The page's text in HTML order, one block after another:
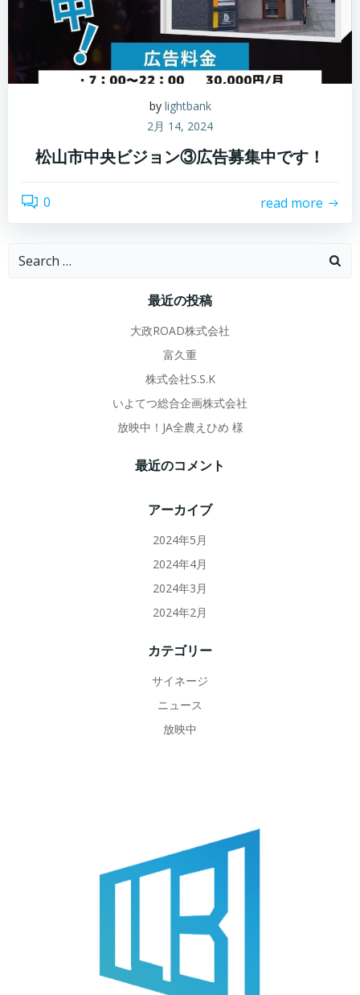
by lightbank
2月 14, 2024
松山市中央ビジョン③広告募集中です！
0 read more
Search
最近の投稿
大政ROAD株式会社
富久重
株式会社S.S.K
いよてつ総合企画株式会社
放映中！JA全農えひめ 様
最近のコメント
アーカイブ
2024年5月
2024年4月
2024年3月
2024年2月
カテゴリー
サイネージ
ニュース
放映中